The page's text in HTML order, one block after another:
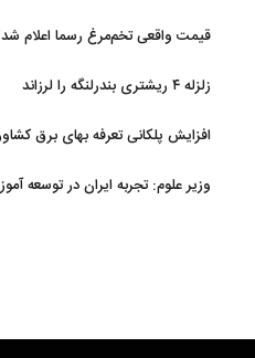
قیمت واقعی تخم‌مرغ رسما اعلام
زلزله ۴ ریشتری بندرلنگه را لرزاند
افزایش پلکانی تعرفه بهای برق
وزیر علوم: تجربه ایران در توسعه